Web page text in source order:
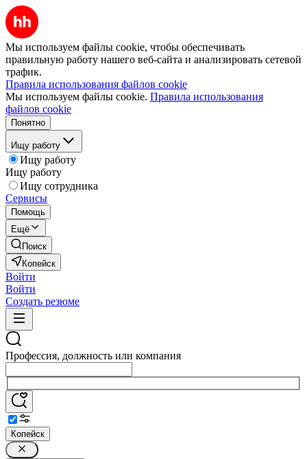
Мы используем файлы cookie, чтобы обеспечивать
правильную работу нашего веб-сайта и анализировать сетевой
трафик.
Правила использования файлов cookie
Мы используем файлы cookie. Правила использования
файлов cookie
Понятно
Ищу работу
Ищу работу
Ищу работу
Ищу сотрудника
Сервисы
Помощь
Ещё
Поиск
Копейск
Войти
Войти
Создать резюме
Профессия, должность или компания
Копейск